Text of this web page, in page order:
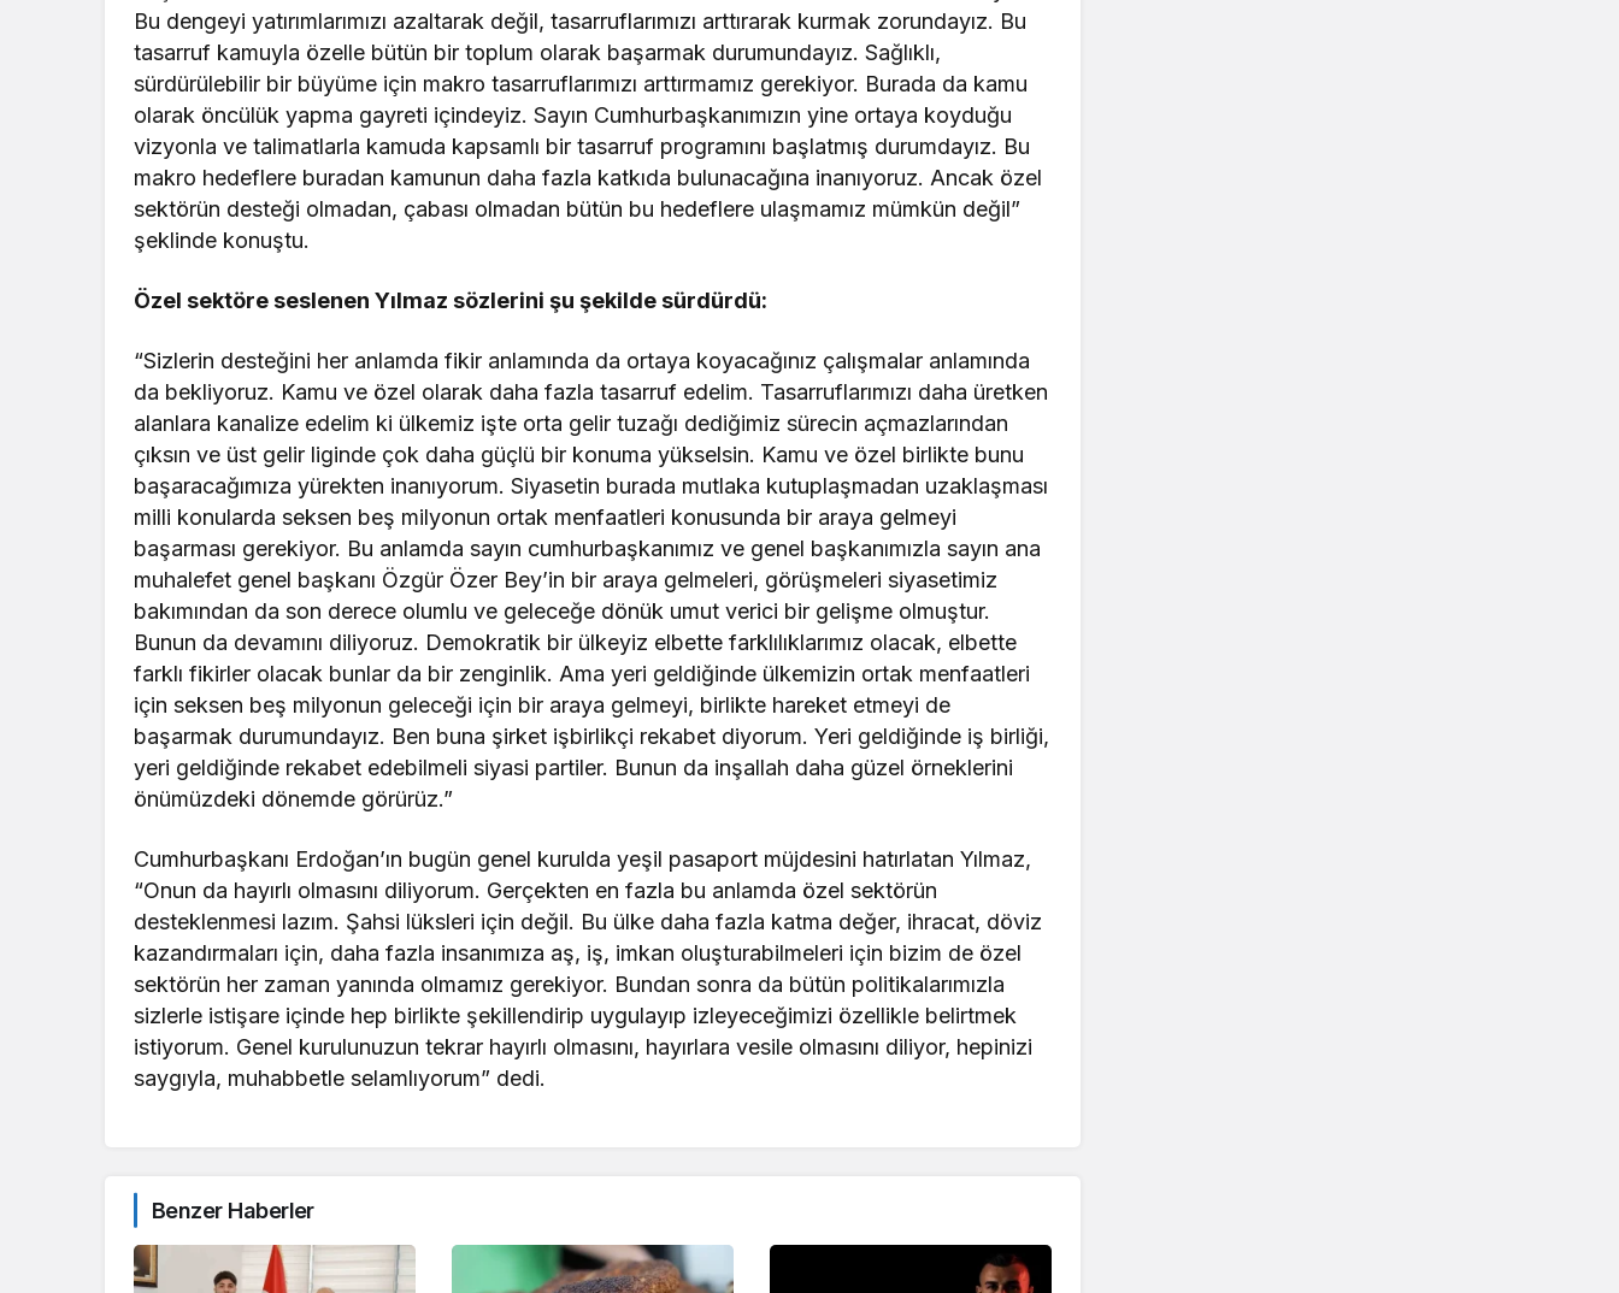
Bu dengeyi yatırımlarımızı azaltarak değil, tasarruflarımızı arttırarak kurmak zorundayız. Bu
tasarruf kamuyla özelle bütün bir toplum olarak başarmak durumundayız. Sağlıklı,
sürdürülebilir bir büyüme için makro tasarruflarımızı arttırmamız gerekiyor. Burada da kamu
olarak öncülük yapma gayreti içindeyiz. Sayın Cumhurbaşkanımızın yine ortaya koyduğu
vizyonla ve talimatlarla kamuda kapsamlı bir tasarruf programını başlatmış durumdayız. Bu
makro hedeflere buradan kamunun daha fazla katkıda bulunacağına inanıyoruz. Ancak özel
sektörün desteği olmadan, çabası olmadan bütün bu hedeflere ulaşmamız mümkün değil”
şeklinde konuştu.
Özel sektöre seslenen Yılmaz sözlerini şu şekilde sürdürdü:
“Sizlerin desteğini her anlamda fikir anlamında da ortaya koyacağınız çalışmalar anlamında
da bekliyoruz. Kamu ve özel olarak daha fazla tasarruf edelim. Tasarruflarımızı daha üretken
alanlara kanalize edelim ki ülkemiz işte orta gelir tuzağı dediğimiz sürecin açmazlarından
çıksın ve üst gelir liginde çok daha güçlü bir konuma yükselsin. Kamu ve özel birlikte bunu
başaracağımıza yürekten inanıyorum. Siyasetin burada mutlaka kutuplaşmadan uzaklaşması
milli konularda seksen beş milyonun ortak menfaatleri konusunda bir araya gelmeyi
başarması gerekiyor. Bu anlamda sayın cumhurbaşkanımız ve genel başkanımızla sayın ana
muhalefet genel başkanı Özgür Özer Bey’in bir araya gelmeleri, görüşmeleri siyasetimiz
bakımından da son derece olumlu ve geleceğe dönük umut verici bir gelişme olmuştur.
Bunun da devamını diliyoruz. Demokratik bir ülkeyiz elbette farklılıklarımız olacak, elbette
farklı fikirler olacak bunlar da bir zenginlik. Ama yeri geldiğinde ülkemizin ortak menfaatleri
için seksen beş milyonun geleceği için bir araya gelmeyi, birlikte hareket etmeyi de
başarmak durumundayız. Ben buna şirket işbirlikçi rekabet diyorum. Yeri geldiğinde iş birliği,
yeri geldiğinde rekabet edebilmeli siyasi partiler. Bunun da inşallah daha güzel örneklerini
önümüzdeki dönemde görürüz.”
Cumhurbaşkanı Erdoğan’ın bugün genel kurulda yeşil pasaport müjdesini hatırlatan Yılmaz,
“Onun da hayırlı olmasını diliyorum. Gerçekten en fazla bu anlamda özel sektörün
desteklenmesi lazım. Şahsi lüksleri için değil. Bu ülke daha fazla katma değer, ihracat, döviz
kazandırmaları için, daha fazla insanımıza aş, iş, imkan oluşturabilmeleri için bizim de özel
sektörün her zaman yanında olmamız gerekiyor. Bundan sonra da bütün politikalarımızla
sizlerle istişare içinde hep birlikte şekillendirip uygulayıp izleyeceğimizi özellikle belirtmek
istiyorum. Genel kurulunuzun tekrar hayırlı olmasını, hayırlara vesile olmasını diliyor, hepinizi
saygıyla, muhabbetle selamlıyorum” dedi.
Benzer Haberler